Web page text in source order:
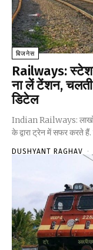
बिजनेस
Railways:
ना लें टेंशन,
डिटेल
Indian Railways: लाखों
के द्वारा ट्रेन में सफर करते हैं.
DUSHYANT RAGHAV -